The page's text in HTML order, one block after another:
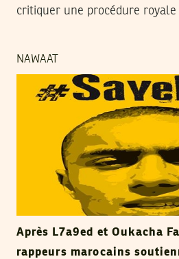
critiquer une procédure
NAWAAT
Après L7a9ed et Oukacha
rappeurs marocains